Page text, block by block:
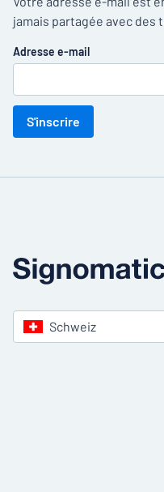
jamais partagée avec des
Adresse e-mail
S'inscrire
Schweiz